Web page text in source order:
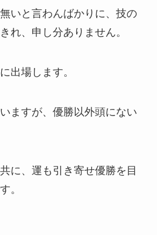
いと言わんばかりに、技の
れ、申し分ありません。
出場します。
ますが、優勝以外頭にない
に、運も引き寄せ優勝を目
。